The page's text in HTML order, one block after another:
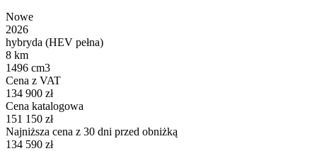
Nowe
2026
hybryda (HEV pełna)
8 km
1496 cm3
Cena z VAT
134 900 zł
Cena katalogowa
151 150 zł
Najniższa cena z 30 dni przed obniżką
134 590 zł